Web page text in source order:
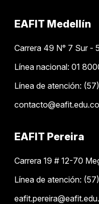
EAFIT Medellín
Carrera 49 N° 7 Sur -
Línea nacional: 01
Línea de atención:
contacto@eafit.edu.co
EAFIT Pereira
Carrera 19 # 12-70
Línea de atención: